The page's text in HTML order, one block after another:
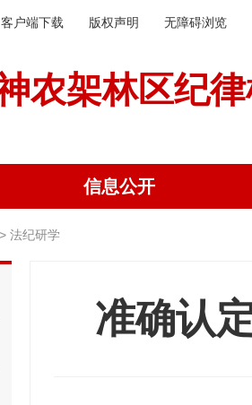
客户端下载 版权声明 无障碍浏览
农架林区纪
信息公开
法纪研学
准确认